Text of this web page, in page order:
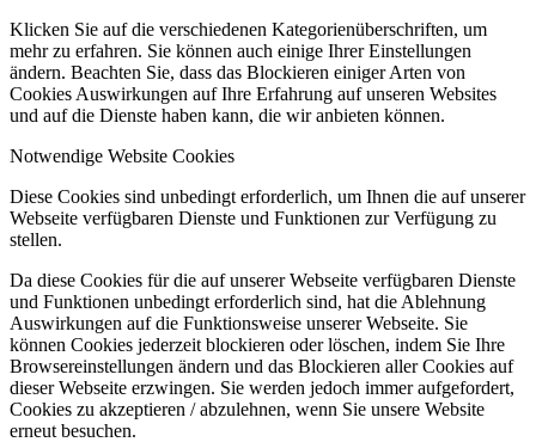
Klicken Sie auf die verschiedenen Kategorienüberschriften, um
mehr zu erfahren. Sie können auch einige Ihrer Einstellungen
ändern. Beachten Sie, dass das Blockieren einiger Arten von
Cookies Auswirkungen auf Ihre Erfahrung auf unseren Websites
und auf die Dienste haben kann, die wir anbieten können.
Notwendige Website Cookies
Diese Cookies sind unbedingt erforderlich, um Ihnen die auf unserer
Webseite verfügbaren Dienste und Funktionen zur Verfügung zu
stellen.
Da diese Cookies für die auf unserer Webseite verfügbaren Dienste
und Funktionen unbedingt erforderlich sind, hat die Ablehnung
Auswirkungen auf die Funktionsweise unserer Webseite. Sie
können Cookies jederzeit blockieren oder löschen, indem Sie Ihre
Browsereinstellungen ändern und das Blockieren aller Cookies auf
dieser Webseite erzwingen. Sie werden jedoch immer aufgefordert,
Cookies zu akzeptieren / abzulehnen, wenn Sie unsere Website
erneut besuchen.